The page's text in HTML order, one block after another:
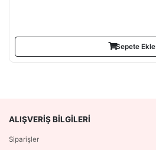
Sepete Ekle
ALIŞVERIŞ BILGILERI
Siparişler